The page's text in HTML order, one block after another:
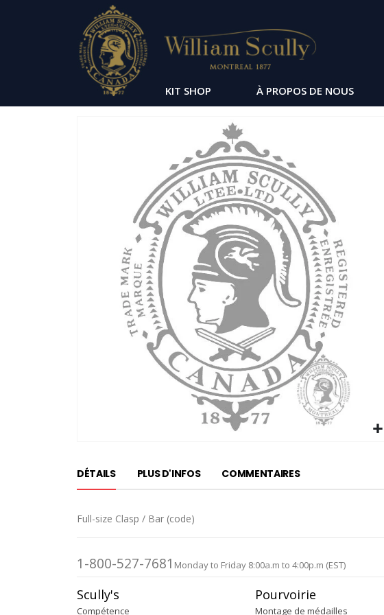
KIT SHOP À PROPOS DE NOUS
début
de
Galerie
DÉTAILS
Full-size Clasp / Bar (code)
PLUS D'INFOS COMMENTAIRES
1-800-527-7681 Monday to Friday 8:00a.m to 4:00p.m (EST)
Scully's
Compétence
Pourvoirie
Montage de médailles